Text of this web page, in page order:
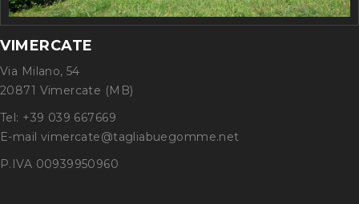
VIMERCATE
Via Milano, 54
20871 Vimercate (MB)
Tel: +39 039 667669
E-mail vimercate@tagliabuegomme.net
P.IVA 00939950960